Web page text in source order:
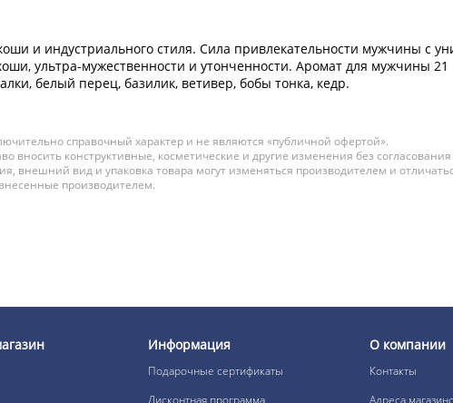
и индустриального стиля. Сила привлекательности мужчины с
ультра-мужественности и утонченности. Аромат для мужчины 21
белый перец, базилик, ветивер, бобы тонка, кедр.
справочный характер и не являются «публичной офертой».
вносить конструктивные, косметические и другие изменения без
внешний вид и упаковка товара могут изменяться производителем и
производителем.
Информация
Подарочные сертификаты
Дисконтная программа
О компании
Контакты
Адреса